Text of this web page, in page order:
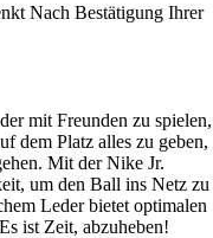
Nach Bestätigung Ihrer
mit Freunden zu spielen,
dem Platz alles zu geben,
Mit der Nike Jr.
um den Ball ins Netz zu
Leder bietet optimalen
ist Zeit, abzuheben!